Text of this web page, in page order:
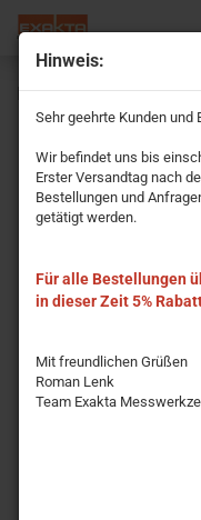
Hinweis:
Sehr geehrte Kunden und
Wir befindet uns bis
Erster Versandtag nach
Bestellungen und
getätigt werden.
Für alle Bestellungen
in dieser Zeit 5%
Mit freundlichen Grüßen
Roman Lenk
Team Exakta
Präzisions-Haarwinkel